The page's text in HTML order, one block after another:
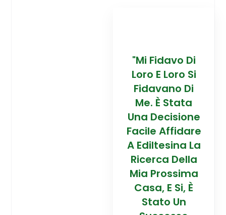
"Mi Fidavo Di
Loro E Loro Si
Fidavano Di
Me. È Stata
Una Decisione
Facile Affidare
A Ediltesina La
Ricerca Della
Mia Prossima
Casa, E Si, È
Stato Un